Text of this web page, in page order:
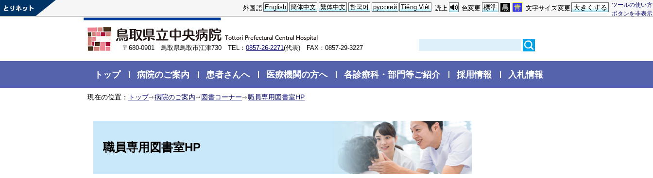
ツールの使い方
ボタンを非表示
文字サイズ変更 大きくする
色変更 標準 黒 青
読上
外国語 English 簡体中文 繁体中文 한국어 русский Tiếng Việt
〒680-0901 鳥取県鳥取市江津730 TEL： 0857-26-2271 (代表) FAX：0857-29-3227
トップ 病院のご案内 患者さんへ 医療機関の方へ 各診療科・部門等ご紹介 採用情報 入札情報
現在の位置： トップ 病院のご案内 図書コーナー 職員専用図書室HP
職員専用図書室HP